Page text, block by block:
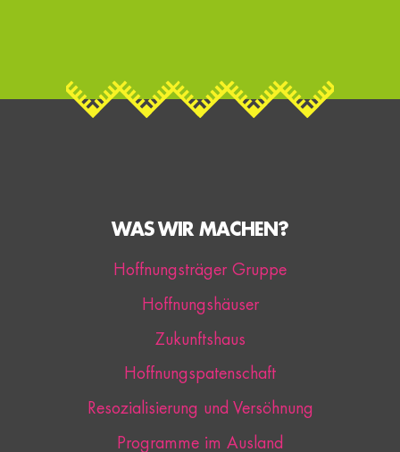
WAS WIR MACHEN?
Hoffnungsträger Gruppe
Hoffnungshäuser
Zukunftshaus
Hoffnungspatenschaft
Resozialisierung und Versöhnung
Programme im Ausland